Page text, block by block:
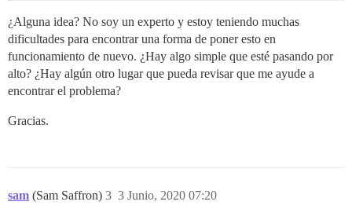
  632 ?        Ss     0:00  \_ runsv nginx
634 ?        S      0:00  |   \_ nginx: master
654 ?        S      0:02  |       \_ nginx:
655 ?        S      0:00  |       \_ nginx:
  633 ?        Ss     0:00  \_ runsv redis
637 ?        S      0:00      \_ svlogd /var/
¿Alguna idea? No soy un experto y estoy teniendo muchas
dificultades para encontrar una forma de poner esto en
funcionamiento de nuevo. ¿Hay algo simple que esté pasando por
alto? ¿Hay algún otro lugar que pueda revisar que me ayude a
encontrar el problema?
Gracias.
sam (Sam Saffron) 3 Junio, 2020 07:20
3